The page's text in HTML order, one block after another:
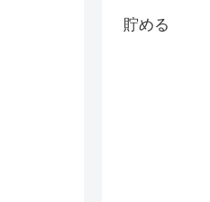
貯める